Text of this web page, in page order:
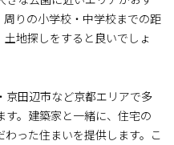
りの小学校・中学校までの距
地探しをすると良いでしょ
京田辺市など京都エリアで多
。建築家と一緒に、住宅の
った住まいを提供します。こ